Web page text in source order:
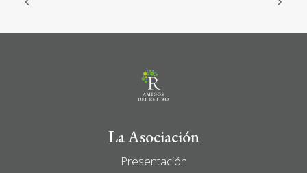
La Asociación
Presentación